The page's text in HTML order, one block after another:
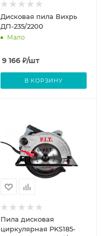
Дисковая пила Вихрь
ДП-235/2200
Мало
9 166₽/шт
В КОРЗИНУ
Пила дисковая
циркулярная PKS185-